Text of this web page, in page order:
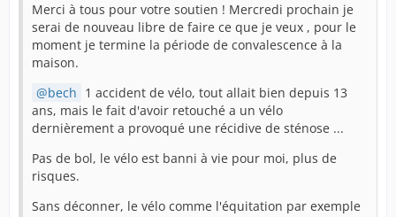
Merci à tous pour votre soutien ! Mercredi prochain je
serai de nouveau libre de faire ce que je veux , pour le
moment je termine la période de convalescence à la
maison.
bech 1 accident de vélo, tout allait bien depuis 13
ans, mais le fait d'avoir retouché a un vélo
dernièrement a provoqué une récidive de sténose ...
Pas de bol, le vélo est banni à vie pour moi, plus de
risques.
Sans déconner, le vélo comme l'équitation par exemple